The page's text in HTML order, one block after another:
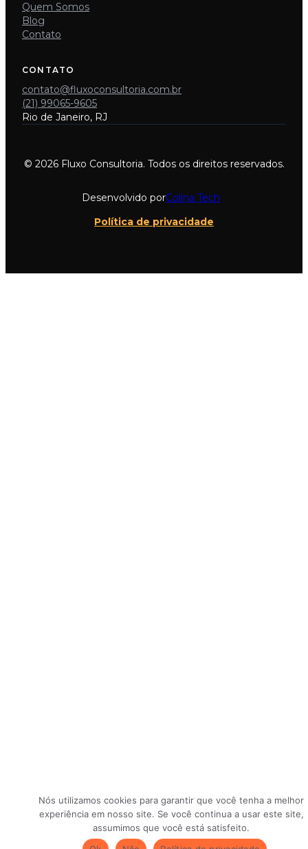
Quem Somos
Blog
Contato
CONTATO
contato@fluxoconsultoria.com.br
(21) 99065-9605
Rio de Janeiro, RJ
© 2026 Fluxo Consultoria. Todos os direitos reservados.
Desenvolvido porColina Tech
Política de privacidade
Nós utilizamos cookies para garantir que você tenha a melhor
experiência em nosso site. Se você continua a usar este site,
assumimos que você está satisfeito.